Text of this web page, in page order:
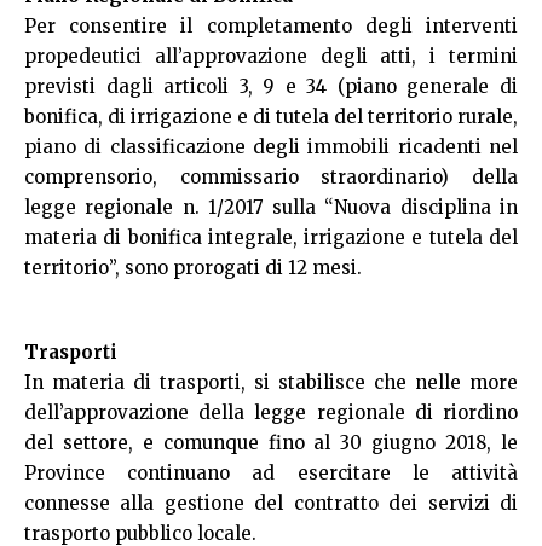
Per consentire il completamento degli interventi
propedeutici all’approvazione degli atti, i termini
previsti dagli articoli 3, 9 e 34 (piano generale di
bonifica, di irrigazione e di tutela del territorio rurale,
piano di classificazione degli immobili ricadenti nel
comprensorio, commissario straordinario) della
legge regionale n. 1/2017 sulla “Nuova disciplina in
materia di bonifica integrale, irrigazione e tutela del
territorio”, sono prorogati di 12 mesi.
Trasporti
In materia di trasporti, si stabilisce che nelle more
dell’approvazione della legge regionale di riordino
del settore, e comunque fino al 30 giugno 2018, le
Province continuano ad esercitare le attività
connesse alla gestione del contratto dei servizi di
trasporto pubblico locale.